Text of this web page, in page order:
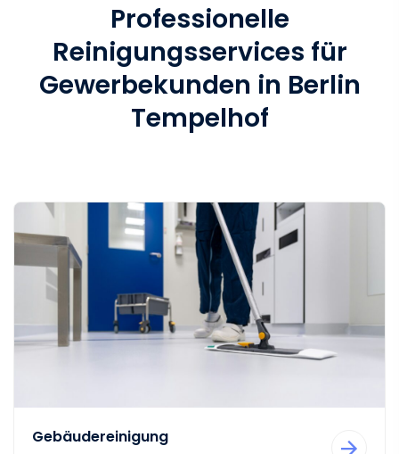
Professionelle
Reinigungsservices für
Gewerbekunden in Berlin
Tempelhof
Gebäudereinigung